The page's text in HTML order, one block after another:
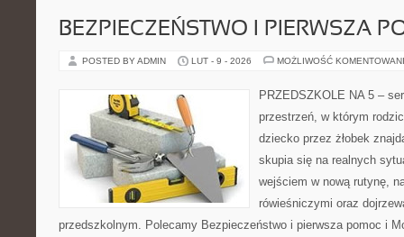
BEZPIECZEŃSTWO I PIERWSZA
POSTED BY ADMIN LUT - 9 - 2026 MOŻLIWOŚĆ
PRZEDSZKOLE NA 5 –
przestrzeń, w którym
dziecko przez żłobek
skupia się na realnych
wejściem w nową rutynę,
rówieśniczymi oraz
przedszkolnym. Polecamy Bezpieczeństwo i pierwsza pomoc i